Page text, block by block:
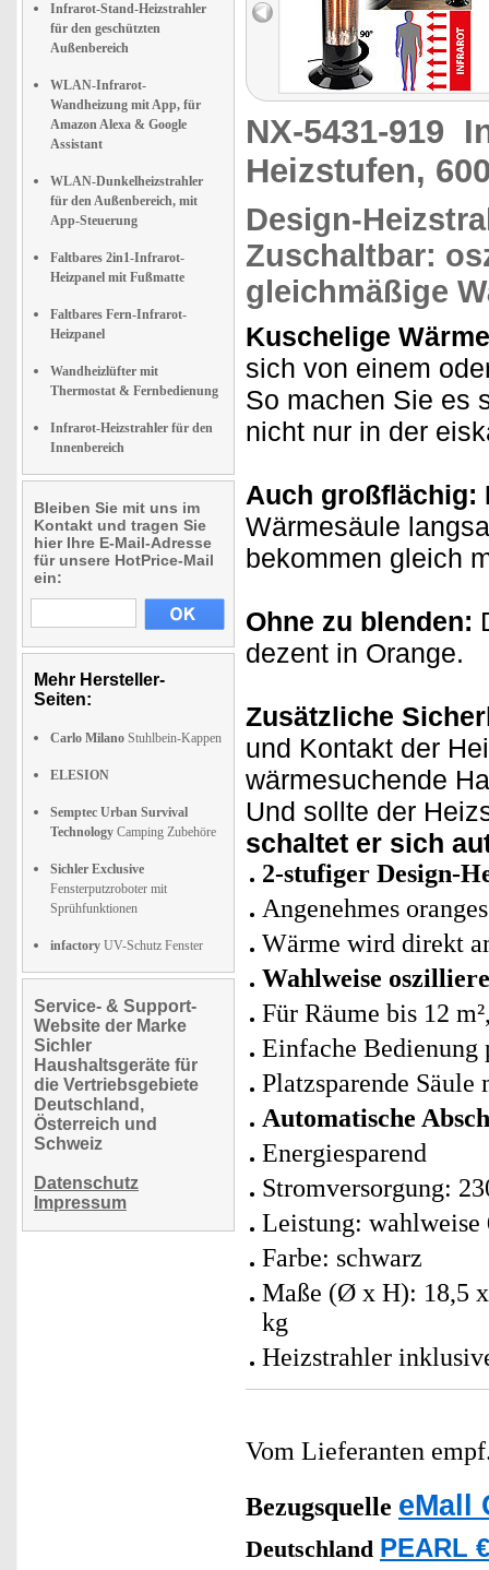
Infrarot-Stand-Heizstrahler
für den geschützten
Außenbereich
WLAN-Infrarot-
Wandheizung mit App, für
Amazon Alexa & Google
Assistant
WLAN-Dunkelheizstrahler
für den Außenbereich, mit
App-Steuerung
Faltbares 2in1-Infrarot-
Heizpanel mit Fußmatte
Faltbares Fern-Infrarot-
Heizpanel
Wandheizlüfter mit
Thermostat & Fernbedienung
Infrarot-Heizstrahler für den
Innenbereich
Bleiben Sie mit uns im
Kontakt und tragen Sie
hier Ihre E-Mail-Adresse
für unsere HotPrice-Mail
ein:
Mehr Hersteller-
Seiten:
Carlo Milano Stuhlbein-Kappen
ELESION
Semptec Urban Survival
Technology Camping Zubehöre
Sichler Exclusive
Fensterputzroboter mit
Sprühfunktionen
infactory UV-Schutz Fenster
Service- & Support-
Website der Marke
Sichler
Haushaltsgeräte für
die Vertriebsgebiete
Deutschland,
Österreich und
Schweiz
Datenschutz
Impressum
NX-5431-919
Heizstufen,
Design-
Zuschaltbar:
gleichmäßige
Kuschelige
sich von einem
So machen Sie es
nicht nur in der
Auch großflächig:
Wärmesäule
bekommen gleich
Ohne zu blenden:
dezent in Orange.
Zusätzliche
und Kontakt der
wärmesuchende
Und sollte der
schaltet er sich
2-stufiger Design-
Angenehmes
Wärme wird direkt
Wahlweise
Für Räume bis 12
Einfache Bedienung
Platzsparende
Automatische
Energiesparend
Stromversorgung:
Leistung: wahlweise
Farbe: schwarz
Maße (Ø x H): 18,5
kg
Heizstrahler
Vom Lieferanten
Bezugsquelle eMall
Deutschland PEARL